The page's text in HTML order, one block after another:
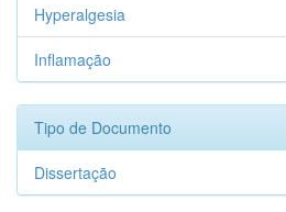
Hyperalgesia
Inflamação
Tipo de Documento
Dissertação